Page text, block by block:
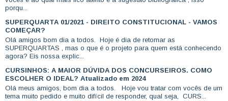
porqu...
SUPERQUARTA 01/2021 - DIREITO CONSTITUCIONAL - VAMOS
COMEÇAR?
Olá amigos bom dia a todos. Hoje é dia de retomar as
SUPERQUARTAS , mas o que é o projeto para quem está conhecendo
agora? Eis nossa explic...
CURSINHOS: A MAIOR DÚVIDA DOS CONCURSEIROS. COMO
ESCOLHER O IDEAL? Atualizado em 2024
Olá meus amigos, bom dia a todos. Hoje vou tratar com vocês de um
tema muito pedido e muito difícil de responder, qual seja, CURS...